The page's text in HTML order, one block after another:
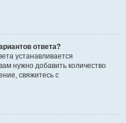
ответа?
устанавливается
нужно добавить количество
свяжитесь с